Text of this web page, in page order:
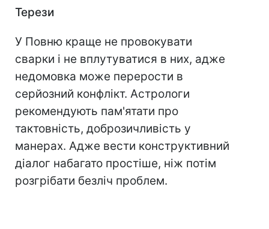
Терези
У Повню краще не провокувати
сварки і не вплутуватися в них, адже
недомовка може перерости в
серйозний конфлікт. Астрологи
рекомендують пам'ятати про
тактовність, доброзичливість у
манерах. Адже вести конструктивний
діалог набагато простіше, ніж потім
розгрібати безліч проблем.